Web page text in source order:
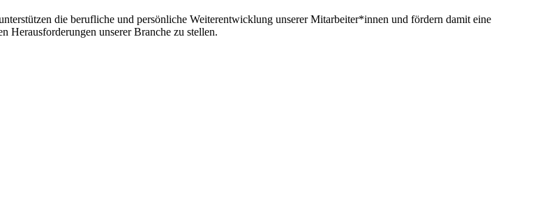
die berufliche und persönliche Weiterentwicklung unserer Mitarbeiter*innen und fördern damit eine
Herausforderungen unserer Branche zu stellen.